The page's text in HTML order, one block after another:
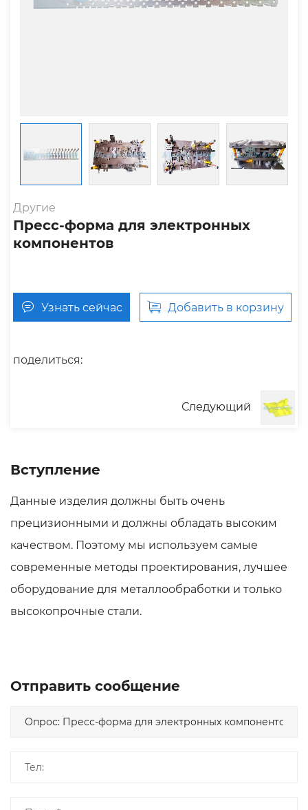
Другие
Пресс-форма для электронных
компонентов
Узнать сейчас Добавить в корзину
поделиться:
Следующий
Вступление
Данные изделия должны быть очень
прецизионными и должны обладать высоким
качеством. Поэтому мы используем самые
современные методы проектирования, лучшее
оборудование для металлообработки и только
высокопрочные стали.
Отправить сообщение